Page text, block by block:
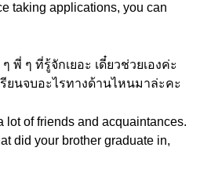
taking applications, you can
พี่ ๆ ที่รู้จักเยอะ เดี๋ยวช่วยเองค่ะ
ยนจบอะไรทางด้านไหนมาล่ะคะ
lot of friends and acquaintances.
did your brother graduate in,